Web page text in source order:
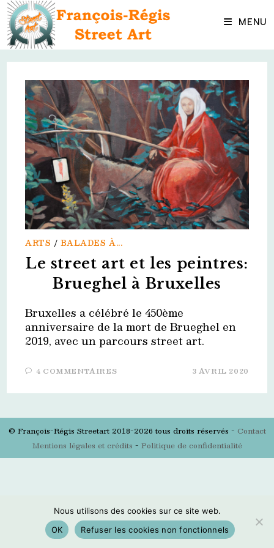
Skip
content MENU
ARTS /BALADES À...
Le street art et les peintres:
Brueghel à Bruxelles
Bruxelles a célébré le 450ème
anniversaire de la mort de Brueghel en
2019, avec un parcours street art.
4 COMMENTAIRES 3 AVRIL 2020
© François-Régis Streetart 2018-2026 tous droits réservés - Contact
Mentions légales et crédits - Politique de confidentialité
Nous utilisons des cookies sur ce site web.
OK
Refuser les cookies non fonctionnels